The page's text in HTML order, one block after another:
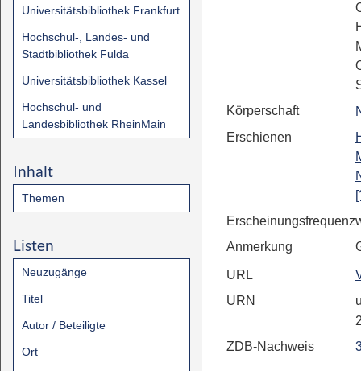
Universitätsbibliothek Frankfurt
Hochschul-, Landes- und
Stadtbibliothek Fulda
Universitätsbibliothek Kassel
Hochschul- und
Landesbibliothek RheinMain
Inhalt
Themen
Listen
Neuzugänge
Titel
Autor / Beteiligte
Ort
Körperschaft
Erschienen
Erscheinungsfrequenz
Anmerkung
URL
URN
ZDB-Nachweis